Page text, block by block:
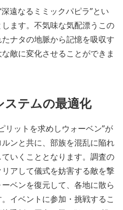
遠なるミミックパピラ”とい
ます。不気味な気配漂うこの
ナタの地脈から記憶を吸収す
敵に変化させることができま
テムの最適化
リットを求めしウォーベン”が
ンと共に、部族を混乱に陥れ
いくこととなります。調査の
アして儀式を妨害する敵を撃
ベンを復元して、各地に散ら
イベントに参加・挑戦するこ